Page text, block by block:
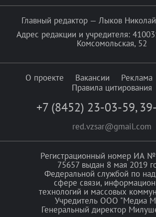
Главный редактор — Лыков
Адрес редакции и учредителя:
Комсомольская, 52
О проекте Вакансии Реклама
Правила цитирования
+7 (8452) 23-03-59,
red.vzsar@gmail.com
Регистрационный номер ИА
75657 выдан 8 мая 2019
Федеральной службой по
сфере связи,
технологий и массовых
Учредитель ООО "Медиа
Генеральный директор